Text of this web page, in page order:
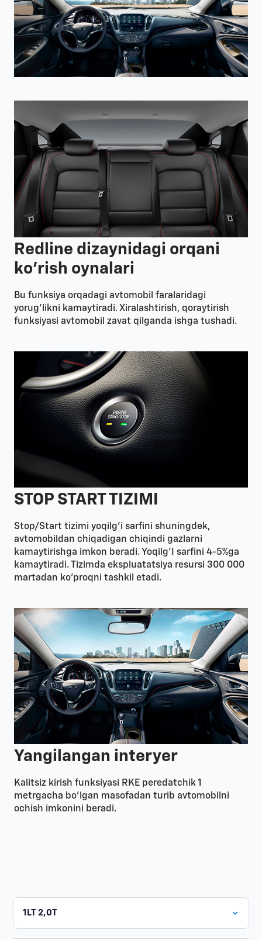
Redline dizaynidagi orqani
ko'rish oynalari
Bu funksiya orqadagi avtomobil faralaridagi
yorug’likni kamaytiradi. Xiralashtirish, qoraytirish
funksiyasi avtomobil zavat qilganda ishga tushadi.
STOP START TIZIMI
Stop/Start tizimi yoqilg’i sarfini shuningdek,
avtomobildan chiqadigan chiqindi gazlarni
kamaytirishga imkon beradi. Yoqilg’I sarfini 4-5%ga
kamaytiradi. Tizimda ekspluatatsiya resursi 300 000
martadan ko’proqni tashkil etadi.
Yangilangan interyer
Kalitsiz kirish funksiyasi RKE peredatchik 1
metrgacha bo'lgan masofadan turib avtomobilni
ochish imkonini beradi.